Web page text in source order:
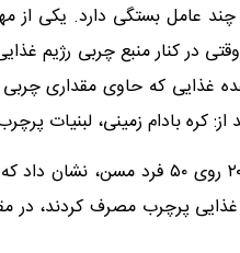
در کنار منبع چربی رژیم
کره بادام زمینی، لبنیات